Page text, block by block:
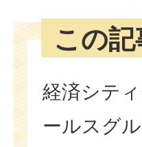
この
経済シテ
ールスグ